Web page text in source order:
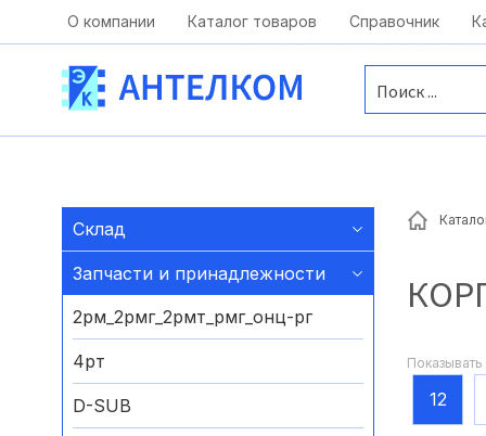
Москва, ул. Московская, д.1 офис 1
О компании Каталог товаров Справочник
Склад
Запчасти и принадлежности
2рм_2рмг_2рмт_рмг_онц-рг
4рт
D-SUB
Показывать
12